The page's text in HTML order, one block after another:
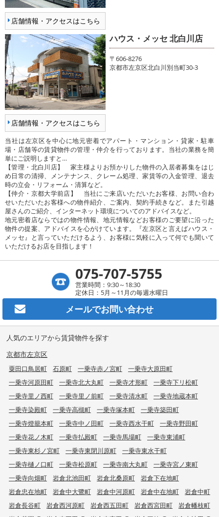
店舗情報・アクセスはこちら
店舗情報・アクセスはこちら
ハウス・メッセ 北白川店
〒606-8276
京都市左京区北白川別当町30-3
当社は左京区を中心に地元密着でアパート・マンション・貸家・駐車
場・店舗等の賃貸物件の管理・仲介を行っております。当社の業務を簡
単にご説明しますと…
【管理・北白川店】 家主様よりお預かりした物件の入居者募集をはじ
め日常の清掃、メンテナンス、クレーム処理、家賃等の入金管理、退去
時の立会・リフォーム・清算など。
【仲介・京都大学前店】 当社にご来店いただいたお客様、お問い合わ
せいただいたお客様への物件紹介、ご案内、契約手続きなど。また引越
屋さんのご紹介、インターネット環境についてのアドバイスなど。
地元密着店ならではの物件情報、地元情報などお客様のご要望に沿った
物件の提案、アドバイスを心がけています。『左京区と言えばハウス・
メッセ』と言っていただけるよう、お客様に気軽に入って何でも聞いて
いただけるお店を目指します！
075-707-5755
営業時間：9:30～18:30
定休日：5月～11月の毎週水曜日
メールでお問い合わせ
人気のエリアから賃貸物件を探す
京都市左京区
粟田口鳥居町 石原町 一乗寺赤ノ宮町
一乗寺大原田町
一乗寺河原田町
一乗寺北大丸町 一乗寺才形町
一乗寺下リ松町
一乗寺里ノ西町
一乗寺里ノ前町 一乗寺清水町
一乗寺地蔵本町
一乗寺染殿町
一乗寺高槻町 一乗寺塚本町
一乗寺築田町
一乗寺燈籠本町
一乗寺中ノ田町 一乗寺西水干町
一乗寺野田町
一乗寺花ノ木町
一乗寺払殿町 一乗寺馬場町
一乗寺東浦町
一乗寺東杉ノ宮町
一乗寺東閉川原町
一乗寺東水干町
一乗寺樋ノ口町
一乗寺松原町 一乗寺南大丸町
一乗寺宮ノ東町
一乗寺向畑町
岩倉北池田町 岩倉北桑原町
岩倉下在地町
岩倉忠在地町
岩倉中大鷺町 岩倉中河原町 岩倉中在地町
岩倉中町
岩倉長谷町
岩倉西河原町 岩倉西五田町 岩倉西宮田町
岩倉幡枝町